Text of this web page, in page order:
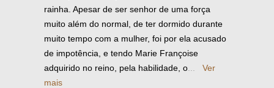
rainha. Apesar de ser senhor de uma força
muito além do normal, de ter dormido durante
muito tempo com a mulher, foi por ela acusado
de impotência, e tendo Marie Françoise
adquirido no reino, pela habilidade, o
Ver
mais